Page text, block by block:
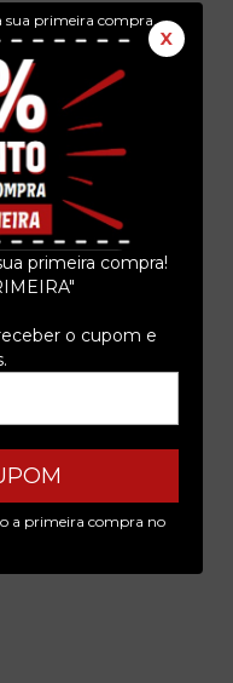
sua primeira compra.
X
primeira compra!
o cupom e
a primeira compra no